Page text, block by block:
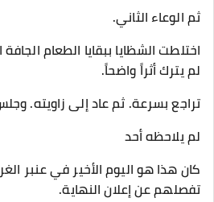
ثم الوعاء الثاني.
اختلطت الشظايا ببقايا الطعام
لم يترك أثراً واضحاً.
تراجع بسرعة. ثم عاد إلى زاويته.
لم يلاحظه أحد
كان هذا هو اليوم الأخير في عنبر
تفصلهم عن إعلان النهاية.